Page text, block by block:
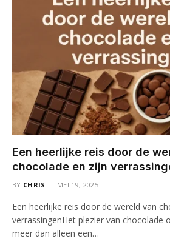
Een heerlijke reis door de
chocolade en zijn
BY CHRIS MEI 19, 2025
Een heerlijke reis door de wereld van
verrassingenHet plezier van chocolade
meer dan alleen een…